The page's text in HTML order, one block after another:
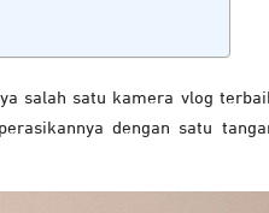
salah satu kamera vlog
dengan satu